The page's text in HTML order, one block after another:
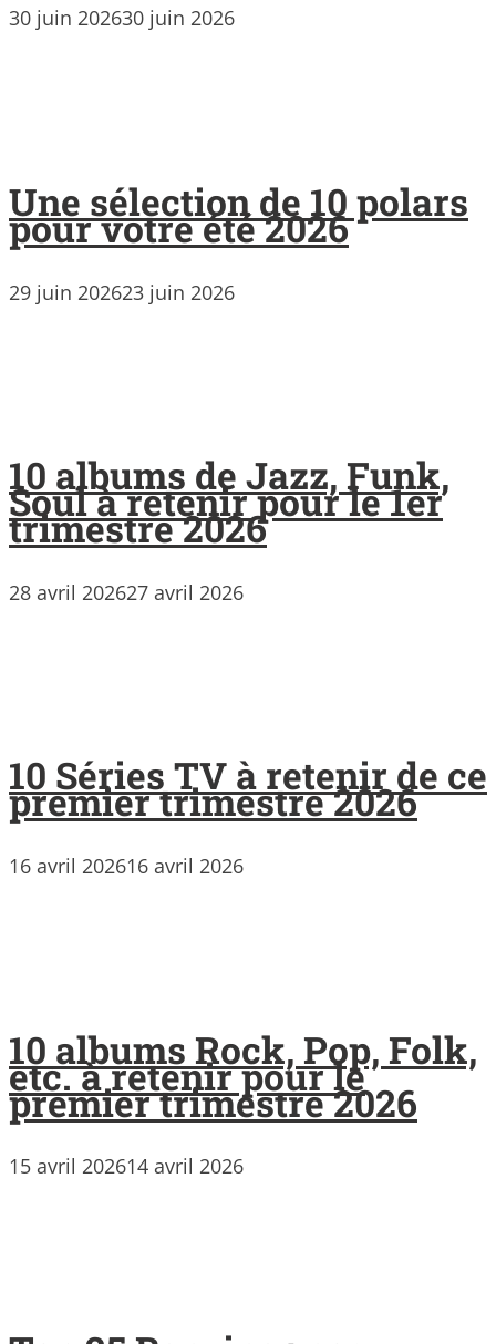
30 juin 202630 juin 2026
Une sélection de 10 polars
pour votre été 2026
29 juin 202623 juin 2026
10 albums de Jazz, Funk,
Soul à retenir pour le 1er
trimestre 2026
28 avril 202627 avril 2026
10 Séries TV à retenir de ce
premier trimestre 2026
16 avril 202616 avril 2026
10 albums Rock, Pop, Folk,
etc. à retenir pour le
premier trimestre 2026
15 avril 202614 avril 2026